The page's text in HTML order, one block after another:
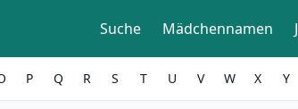
Suche Mädchennamen
P Q R S T U V W X Y